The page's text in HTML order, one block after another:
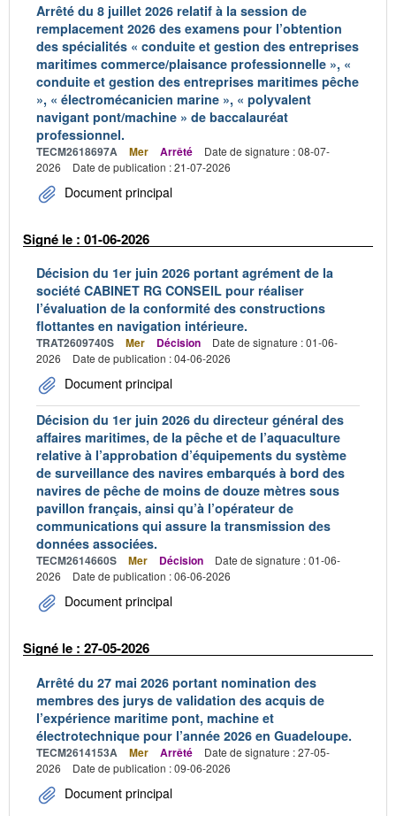
Arrêté du 8 juillet 2026 relatif à la session de
remplacement 2026 des examens pour l’obtention
des spécialités « conduite et gestion des entreprises
maritimes commerce/plaisance professionnelle », «
conduite et gestion des entreprises maritimes pêche
», « électromécanicien marine », « polyvalent
navigant pont/machine » de baccalauréat
professionnel.
TECM2618697A Mer Arrêté
Date de signature : 08-07-
2026
Date de publication : 21-07-2026
Document principal
Signé le : 01-06-2026
Décision du 1er juin 2026 portant agrément de la
société CABINET RG CONSEIL pour réaliser
l’évaluation de la conformité des constructions
flottantes en navigation intérieure.
TRAT2609740S Mer Décision
Date de signature : 01-06-
2026
Date de publication : 04-06-2026
Document principal
Décision du 1er juin 2026 du directeur général des
affaires maritimes, de la pêche et de l’aquaculture
relative à l’approbation d’équipements du système
de surveillance des navires embarqués à bord des
navires de pêche de moins de douze mètres sous
pavillon français, ainsi qu’à l’opérateur de
communications qui assure la transmission des
données associées.
TECM2614660S Mer Décision
Date de signature : 01-06-
2026
Date de publication : 06-06-2026
Document principal
Signé le : 27-05-2026
Arrêté du 27 mai 2026 portant nomination des
membres des jurys de validation des acquis de
l’expérience maritime pont, machine et
électrotechnique pour l’année 2026 en Guadeloupe.
TECM2614153A Mer Arrêté
Date de signature : 27-05-
2026
Date de publication : 09-06-2026
Document principal